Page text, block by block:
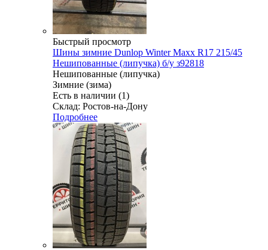
Быстрый просмотр
Шины зимние Dunlop Winter Maxx R17 215/45
Нешипованные (липучка) б/у з92818
Нешипованные (липучка)
Зимние (зима)
Есть в наличии (1)
Склад: Ростов-на-Дону
Подробнее